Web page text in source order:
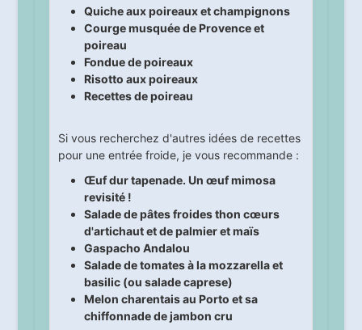
Quiche aux poireaux et champignons
Courge musquée de Provence et
poireau
Fondue de poireaux
Risotto aux poireaux
Recettes de poireau
Si vous recherchez d'autres idées de recettes
pour une entrée froide, je vous recommande :
Œuf dur tapenade. Un œuf mimosa
revisité !
Salade de pâtes froides thon cœurs
d'artichaut et de palmier et maïs
Gaspacho Andalou
Salade de tomates à la mozzarella et
basilic (ou salade caprese)
Melon charentais au Porto et sa
chiffonnade de jambon cru